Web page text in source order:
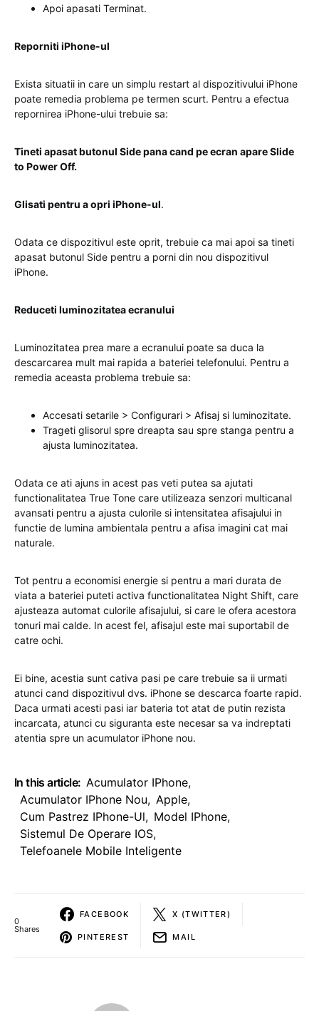
Apoi apasati Terminat.
Reporniti iPhone-ul
Exista situatii in care un simplu restart al dispozitivului iPhone
poate remedia problema pe termen scurt. Pentru a efectua
repornirea iPhone-ului trebuie sa:
Tineti apasat butonul Side pana cand pe ecran apare Slide
to Power Off.
Glisati pentru a opri iPhone-ul.
Odata ce dispozitivul este oprit, trebuie ca mai apoi sa tineti
apasat butonul Side pentru a porni din nou dispozitivul
iPhone.
Reduceti luminozitatea ecranului
Luminozitatea prea mare a ecranului poate sa duca la
descarcarea mult mai rapida a bateriei telefonului. Pentru a
remedia aceasta problema trebuie sa:
Accesati setarile > Configurari > Afisaj si luminozitate.
Trageti glisorul spre dreapta sau spre stanga pentru a
ajusta luminozitatea.
Odata ce ati ajuns in acest pas veti putea sa ajutati
functionalitatea True Tone care utilizeaza senzori multicanal
avansati pentru a ajusta culorile si intensitatea afisajului in
functie de lumina ambientala pentru a afisa imagini cat mai
naturale.
Tot pentru a economisi energie si pentru a mari durata de
viata a bateriei puteti activa functionalitatea Night Shift, care
ajusteaza automat culorile afisajului, si care le ofera acestora
tonuri mai calde. In acest fel, afisajul este mai suportabil de
catre ochi.
Ei bine, acestia sunt cativa pasi pe care trebuie sa ii urmati
atunci cand dispozitivul dvs. iPhone se descarca foarte rapid.
Daca urmati acesti pasi iar bateria tot atat de putin rezista
incarcata, atunci cu siguranta este necesar sa va indreptati
atentia spre un acumulator iPhone nou.
In this article: Acumulator IPhone,
Acumulator IPhone Nou, Apple,
Cum Pastrez IPhone-Ul, Model IPhone,
Sistemul De Operare IOS,
Telefoanele Mobile Inteligente
0
Shares
FACEBOOK X (TWITTER)
PINTEREST MAIL